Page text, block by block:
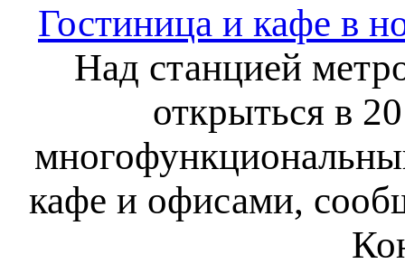
Гостиница и кафе в
Над станцией
открыться в
кафе и офисами,